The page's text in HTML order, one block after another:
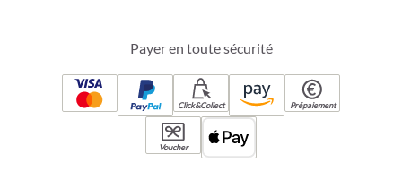
Payer en toute sécurité
Click&Collect Prépaiement
Voucher